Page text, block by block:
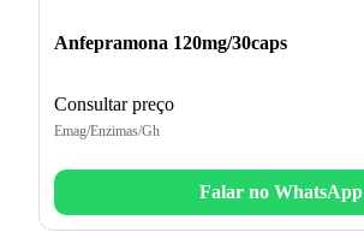
Anfepramona 120mg/30caps
Consultar preço
Emag/Enzimas/Gh
Falar no WhatsApp